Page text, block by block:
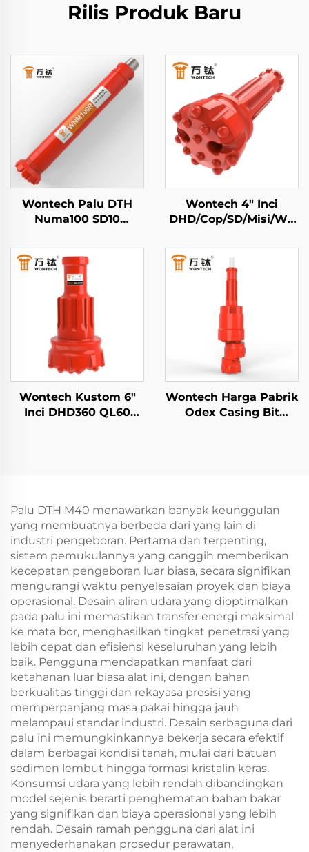
Rilis Produk Baru
Wontech Palu DTH
Numa100 SD10
besar 10" inci untuk
Pengeboran Sumur Air
Piling Fondasi
Wontech 4" Inci
DHD/Cop/SD/Misi/WT
untuk Pengeboran
Sumur Air
Pertambangan
Pengeboran
Wontech Kustom 6"
Inci DHD360 QL60
Wontech Harga Pabrik
Odex Casing Bit
Palu DTH M40 menawarkan banyak keunggulan
yang membuatnya berbeda dari yang lain di
industri pengeboran. Pertama dan terpenting,
sistem pemukulannya yang canggih memberikan
kecepatan pengeboran luar biasa, secara signifikan
mengurangi waktu penyelesaian proyek dan biaya
operasional. Desain aliran udara yang dioptimalkan
pada palu ini memastikan transfer energi maksimal
ke mata bor, menghasilkan tingkat penetrasi yang
lebih cepat dan efisiensi keseluruhan yang lebih
baik. Pengguna mendapatkan manfaat dari
ketahanan luar biasa alat ini, dengan bahan
berkualitas tinggi dan rekayasa presisi yang
memperpanjang masa pakai hingga jauh
melampaui standar industri. Desain serbaguna dari
palu ini memungkinkannya bekerja secara efektif
dalam berbagai kondisi tanah, mulai dari batuan
sedimen lembut hingga formasi kristalin keras.
Konsumsi udara yang lebih rendah dibandingkan
model sejenis berarti penghematan bahan bakar
yang signifikan dan biaya operasional yang lebih
rendah. Desain ramah pengguna dari alat ini
menyederhanakan prosedur perawatan,